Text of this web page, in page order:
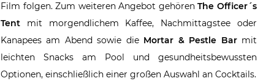
Film folgen. Zum weiteren Angebot gehörenThe Officer´s
Tent mit morgendlichem Kaffee, Nachmittagstee oder
Kanapees am Abend sowie die Mortar & Pestle Barmit
leichten Snacks am Pool und gesundheitsbewussten
Optionen, einschließlich einer großen Auswahl an Cocktails.